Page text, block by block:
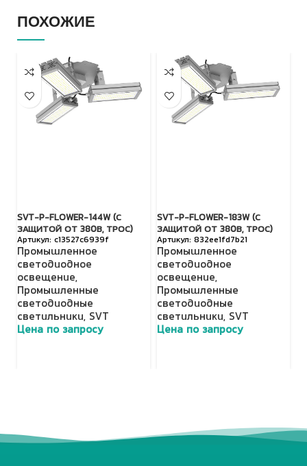
ПОХОЖИЕ
SVT-P-FLOWER-144W (С
ЗАЩИТОЙ ОТ 380В, ТРОС)
c13527c6939f
Промышленное
светодиодное
освещение,
Промышленные
светодиодные
светильники, SVT
Цена по запросу
SVT-P-FLOWER-183W (С
ЗАЩИТОЙ ОТ 380В, ТРОС)
832ee1fd7b21
Промышленное
светодиодное
освещение,
Промышленные
светодиодные
светильники, SVT
Цена по запросу